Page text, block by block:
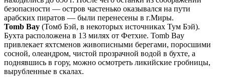
безопасности — остров частенько оказывался на пути
арабских пиратов — были перенесены в г.Миры.
Tomb Bay (Томб Бэй, в некоторых источниках Тум Бэй).
Бухта расположена в 13 милях от Фетхие. Tomb Bay
привлекает яхтсменов живописными берегами, поросшими
сосной, олеандром, чистой прозрачной водой в бухте, а
поднявшись в гору, можно осмотреть ликийские гробницы,
вырубленные в скалах.